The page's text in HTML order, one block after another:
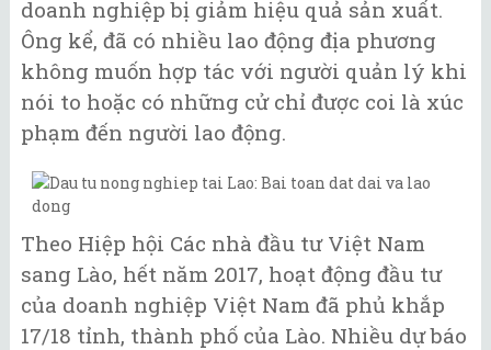
doanh nghiệp bị giảm hiệu quả sản xuất.
Ông kể, đã có nhiều lao động địa phương
không muốn hợp tác với người quản lý khi
nói to hoặc có những cử chỉ được coi là xúc
phạm đến người lao động.
Theo Hiệp hội Các nhà đầu tư Việt Nam
sang Lào, hết năm 2017, hoạt động đầu tư
của doanh nghiệp Việt Nam đã phủ khắp
17/18 tỉnh, thành phố của Lào. Nhiều dự báo